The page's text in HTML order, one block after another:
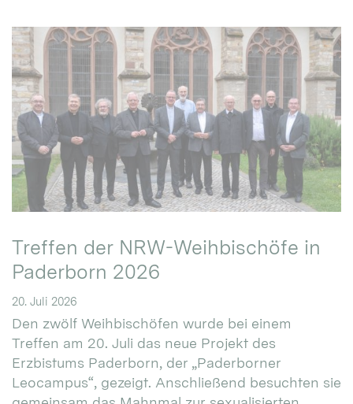
Treffen der NRW-Weihbischöfe in
Paderborn 2026
20. Juli 2026
Den zwölf Weihbischöfen wurde bei einem
Treffen am 20. Juli das neue Projekt des
Erzbistums Paderborn, der „Paderborner
Leocampus“, gezeigt. Anschließend besuchten sie